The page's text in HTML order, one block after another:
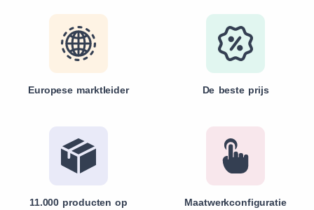
Europese marktleider De beste prijs
11.000 producten op
Maatwerkconfiguratie